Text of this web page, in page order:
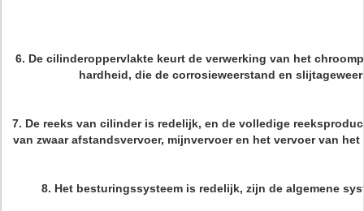
6. De cilinderoppervlakte keurt de verwerking van het
hardheid, die de corrosieweerstand en
7. De reeks van cilinder is redelijk, en de volledige
van zwaar afstandsvervoer, mijnvervoer en het vervoer van
8. Het besturingssysteem is redelijk, zijn de algemene